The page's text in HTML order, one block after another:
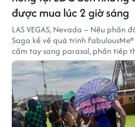
được mua lúc 2 giờ sáng
LAS VEGAS, Nevada – Nếu phần
Saga kể về quá trình
cầm tay sang parasol, phần tiếp
sản phẩm được thị trường đón
công năng che nắng thông